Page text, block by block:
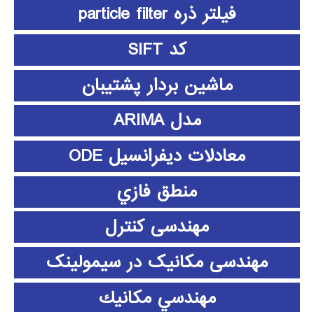
فیلتر ذره particle filter
کد SIFT
ماشین بردار پشتیبان
مدل ARIMA
معادلات دیفرانسیل ODE
منطق فازي
مهندسی کنترل
مهندسی مکانیک در سیمولینک
مهندسي مكانيك